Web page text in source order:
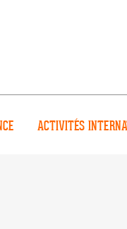
ACTIVITÉS